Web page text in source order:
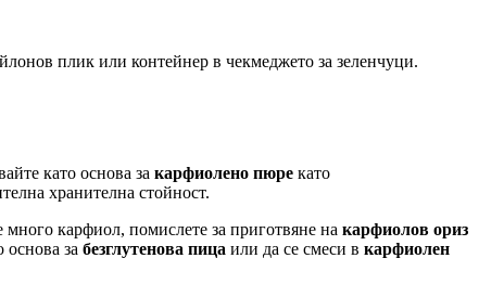
плик или контейнер в чекмеджето за зеленчуци.
като основа за карфиолено пюре като
хранителна стойност.
карфиол, помислете за приготвяне на карфиолов ориз
за безглутенова пица или да се смеси в карфиолен